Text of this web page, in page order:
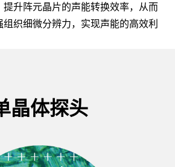
升阵元晶片的声能转换效率，从而
织细微分辨力，实现声能的高效利
晶体探头